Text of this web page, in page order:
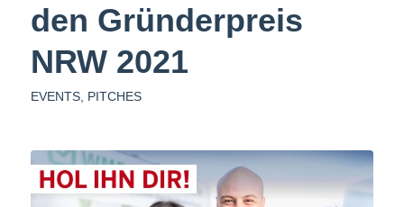
den Gründerpreis
NRW 2021
EVENTS, PITCHES